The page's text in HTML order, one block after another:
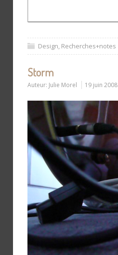
Design, Recherches+notes
Storm
Auteur: Julie Morel 19 juin 2008